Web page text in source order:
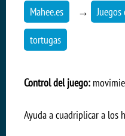
Mahee.es →
tortugas
Control del juego:
Ayuda a cuadriplicar a los